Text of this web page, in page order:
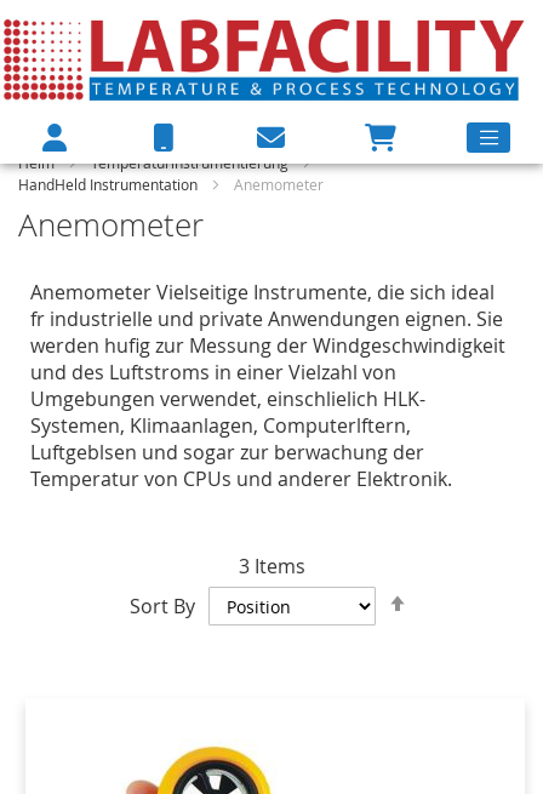
Heim
Temperaturinstrumentierung
HandHeld Instrumentation
Anemometer
Anemometer
Anemometer Vielseitige Instrumente, die sich ideal
fr industrielle und private Anwendungen eignen. Sie
werden hufig zur Messung der Windgeschwindigkeit
und des Luftstroms in einer Vielzahl von
Umgebungen verwendet, einschlielich HLK-
Systemen, Klimaanlagen, Computerlftern,
Luftgeblsen und sogar zur berwachung der
Temperatur von CPUs und anderer Elektronik.
3Items
Sort By